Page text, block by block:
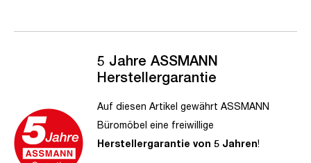
5 Jahre ASSMANN
Herstellergarantie
Auf diesen Artikel gewährt ASSMANN
Büromöbel eine freiwillige
Herstellergarantie von 5 Jahren!